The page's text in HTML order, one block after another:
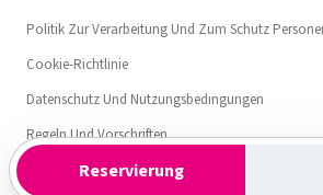
Reservierung
Politik Zur Verarbeitung Und Zum Schutz
Cookie-Richtlinie
Datenschutz Und Nutzungsbedıngungen
Regeln Und Vorschriften
Erläuterungstext Zur Mitteilung Für Barut Hemera